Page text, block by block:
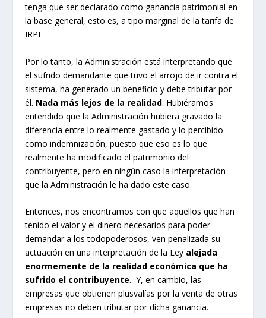
tenga que ser declarado como ganancia patrimonial en
la base general, esto es, a tipo marginal de la tarifa de
IRPF
Por lo tanto, la Administración está interpretando que
el sufrido demandante que tuvo el arrojo de ir contra el
sistema, ha generado un beneficio y debe tributar por
él. Nada más lejos de la realidad. Hubiéramos
entendido que la Administración hubiera gravado la
diferencia entre lo realmente gastado y lo percibido
como indemnización, puesto que eso es lo que
realmente ha modificado el patrimonio del
contribuyente, pero en ningún caso la interpretación
que la Administración le ha dado este caso.
Entonces, nos encontramos con que aquellos que han
tenido el valor y el dinero necesarios para poder
demandar a los todopoderosos, ven penalizada su
actuación en una interpretación de la Ley alejada
enormemente de la realidad económica que ha
sufrido el contribuyente. Y, en cambio, las
empresas que obtienen plusvalías por la venta de otras
empresas no deben tributar por dicha ganancia.